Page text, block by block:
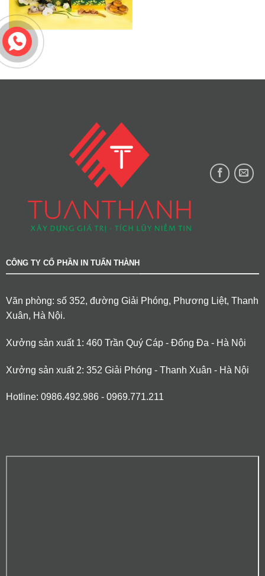
CÔNG TY CỔ PHẦN IN TUẤN THÀNH
Văn phòng: số 352, đường Giải Phóng, Phương Liệt, Thanh
Xuân, Hà Nội.
Xưởng sản xuất 1: 460 Trần Quý Cáp - Đống Đa - Hà Nội
Xưởng sản xuất 2: 352 Giải Phóng - Thanh Xuân - Hà Nội
Hotline: 0986.492.986 - 0969.771.211